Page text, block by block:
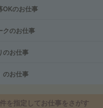
OKのお仕事
クのお仕事
のお仕事
のお仕事
を指定してお仕事をさがす